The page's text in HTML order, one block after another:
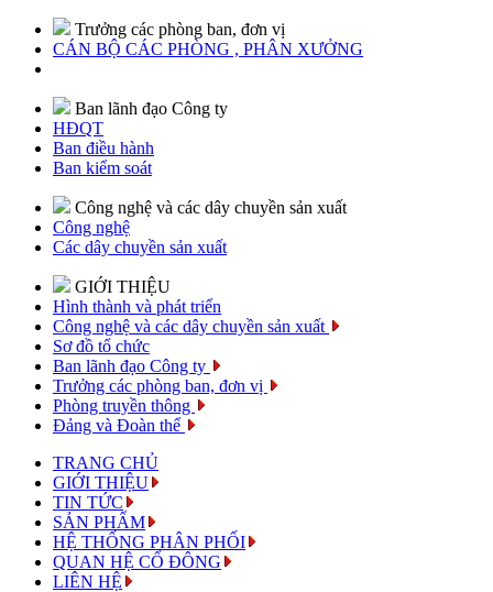
Trưởng các phòng ban, đơn vị
CÁN BỘ CÁC PHÒNG , PHÂN XƯỞNG
Ban lãnh đạo Công ty
HĐQT
Ban điều hành
Ban kiểm soát
Công nghệ và các dây chuyền sản xuất
Công nghệ
Các dây chuyền sản xuất
GIỚI THIỆU
Hình thành và phát triển
Công nghệ và các dây chuyền sản xuất
Sơ đồ tổ chức
Ban lãnh đạo Công ty
Trưởng các phòng ban, đơn vị
Phòng truyền thông
Đảng và Đoàn thể
TRANG CHỦ
GIỚI THIỆU
TIN TỨC
SẢN PHẨM
HỆ THỐNG PHÂN PHỐI
QUAN HỆ CỔ ĐÔNG
LIÊN HỆ